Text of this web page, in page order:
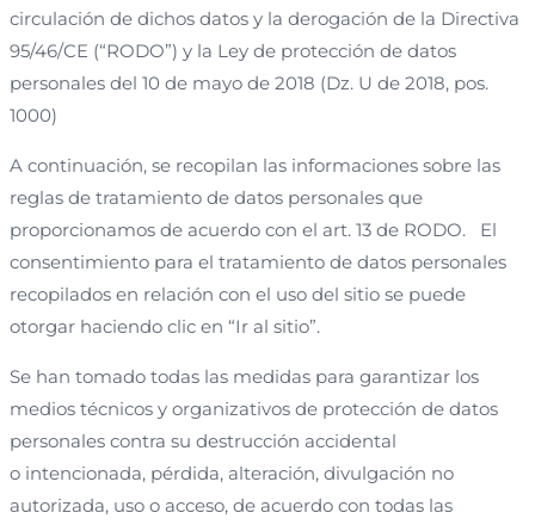
circulación de dichos datos y la derogación de la Directiva
95/46/CE (“RODO”) y la Ley de protección de datos
personales del 10 de mayo de 2018 (Dz. U de 2018, pos.
1000)
A continuación, se recopilan las informaciones sobre las
reglas de tratamiento de datos personales que
proporcionamos de acuerdo con el art. 13 de RODO. El
consentimiento para el tratamiento de datos personales
recopilados en relación con el uso del sitio se puede
otorgar haciendo clic en “Ir al sitio”.
Se han tomado todas las medidas para garantizar los
medios técnicos y organizativos de protección de datos
personales contra su destrucción accidental
o intencionada, pérdida, alteración, divulgación no
autorizada, uso o acceso, de acuerdo con todas las